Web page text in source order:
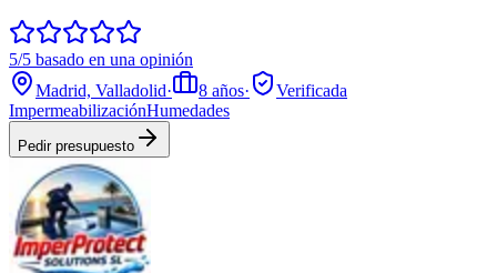
5/5 basado en una opinión
Madrid, Valladolid· 8 años·
Verificada
ImpermeabilizaciónHumedades
Pedir presupuesto